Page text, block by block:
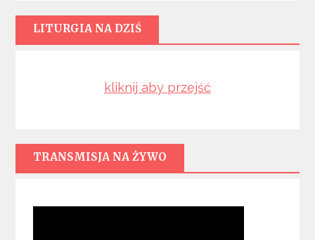
LITURGIA NA DZIŚ
kliknij aby przejść
TRANSMISJA NA ŻYWO